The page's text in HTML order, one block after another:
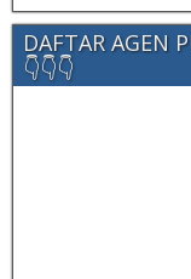
DAFTAR AGEN
👇👇👇